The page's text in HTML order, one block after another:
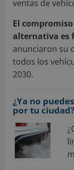
ventas de
El
alternativa es
anunciaron su
todos los
2030.
¿Ya no
por tu ciudad?